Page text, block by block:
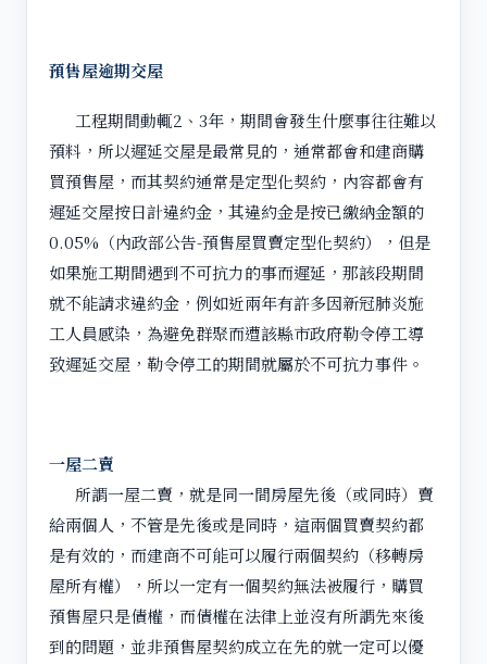
預售屋逾期交屋
工程期間動輒2、3年，期間會發生什麼事往往難以
預料，所以遲延交屋是最常見的，通常都會和建商購
買預售屋，而其契約通常是定型化契約，內容都會有
遲延交屋按日計違約金，其違約金是按已繳納金額的
0.05%（內政部公告-預售屋買賣定型化契約），但是
如果施工期間遇到不可抗力的事而遲延，那該段期間
就不能請求違約金，例如近兩年有許多因新冠肺炎施
工人員感染，為避免群聚而遭該縣市政府勒令停工導
致遲延交屋，勒令停工的期間就屬於不可抗力事件。
一屋二賣
所謂一屋二賣，就是同一間房屋先後（或同時）賣
給兩個人，不管是先後或是同時，這兩個買賣契約都
是有效的，而建商不可能可以履行兩個契約（移轉房
屋所有權），所以一定有一個契約無法被履行，購買
預售屋只是債權，而債權在法律上並沒有所謂先來後
到的問題，並非預售屋契約成立在先的就一定可以優